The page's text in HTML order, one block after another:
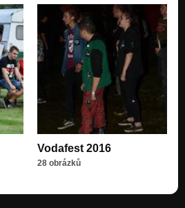
Vodafest 2016
28 obrázků